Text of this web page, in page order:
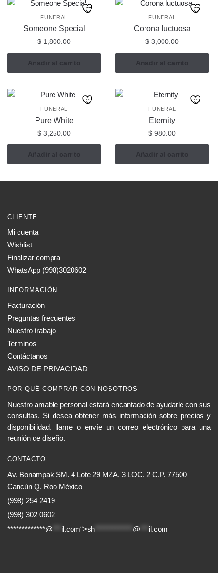
FUNERAL
Someone Special
$ 1,800.00
Añadir al carrito
FUNERAL
Corona luctuosa
$ 3,000.00
Añadir al carrito
FUNERAL
Pure White
$ 3,250.00
Añadir al carrito
FUNERAL
Eternity
$ 980.00
Añadir al carrito
CLIENTE
Mi cuenta
Wishlist
Finalizar compra
WhatsApp (998)3020602
INFORMACIÓN
Facturación
Preguntas frecuentes
Nuestro trabajo
Terminos
Contáctanos
AVISO DE PRIVACIDAD
POR QUÉ COMPRAR CON NOSOTROS
Nuestro amable personal estará encantado de ayudarle con sus
consultas. Si desea obtener más información sobre precios y
disponibilidad, llame o envíe un correo electrónico para una
reunión de diseño.
CONTACTO
Av. Bonampak SM. 4 Lote 29 MZA. 3 LOC. 2 C.P. 77500
Cancún Q. Roo México
(998) 254 2419
(998) 302 0602
*************@
il.com“>sh @ il.com